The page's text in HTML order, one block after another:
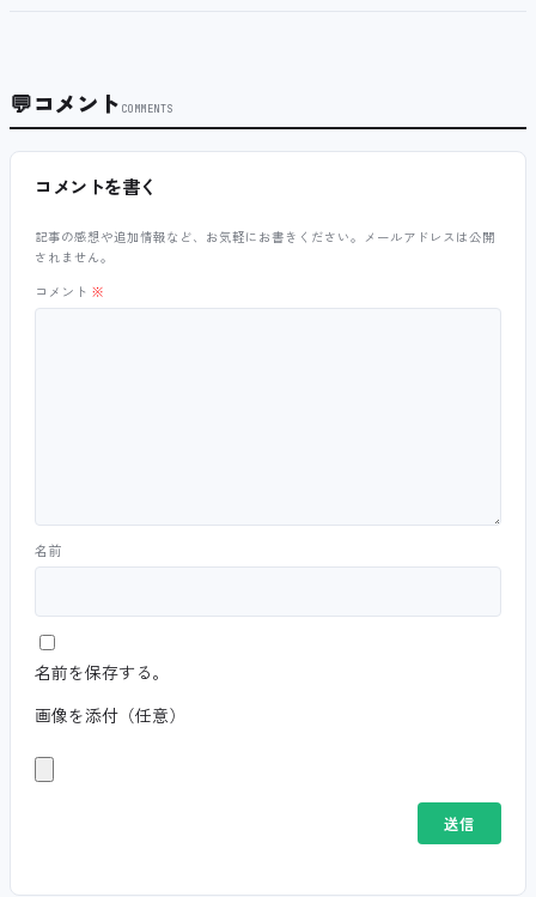
💬コメント COMMENTS
コメントを書く
記事の感想や追加情報など、お気軽にお書きください。メールアドレスは公開
されません。
コメント ※
名前
名前を保存する。
画像を添付（任意）